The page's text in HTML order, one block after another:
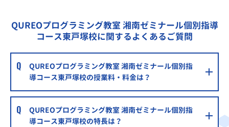
QUREOプログラミング教室 湘南ゼミナール個別指導
コース東戸塚校に関するよくあるご質問
QUREOプログラミング教室 湘南ゼミナール個別指
導コース東戸塚校の授業料・料金は？
QUREOプログラミング教室 湘南ゼミナール個別指
導コース東戸塚校の特長は？